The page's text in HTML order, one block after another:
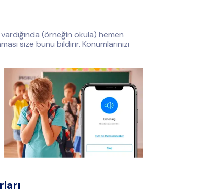
(örneğin okula) hemen
size bunu bildirir. Konumlarınızı